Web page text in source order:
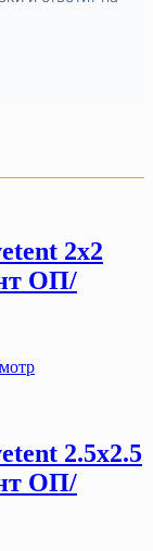
2х2
ОП/
2.5х2.5
ОП/